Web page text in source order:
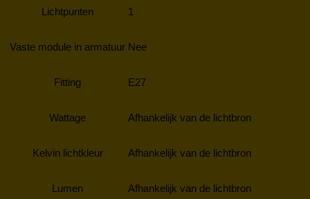
Lichtpunten 1
Vaste module in armatuur Nee
Fitting E27
Wattage Afhankelijk van de lichtbron
Kelvin lichtkleur Afhankelijk van de lichtbron
Lumen Afhankelijk van de lichtbron